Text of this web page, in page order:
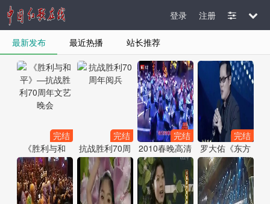
注册
登录
最新发布 最近热播 站长推荐
《胜利与和
平》—抗战胜
利70周年文艺
晚会
完结
抗战胜利70周
年阅兵
完结
2010春晚高清
王力宏 两首
MV 720P《龙
的传人哥哥》
完结
罗大佑《东方
之珠》（歌声
飘过30年）
完结